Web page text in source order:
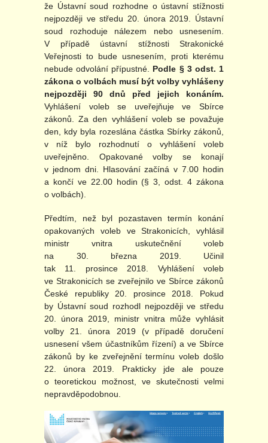
že Ústavní soud rozhodne o ústavní stížnosti
nejpozději ve středu 20. února 2019. Ústavní
soud rozhoduje nálezem nebo usnesením.
V případě ústavní stížnosti Strakonické
Veřejnosti to bude usnesením, proti kterému
nebude odvolání přípustné. Podle § 3 odst. 1
zákona o volbách musí být volby vyhlášeny
nejpozději 90 dnů před jejich konáním.
Vyhlášení voleb se uveřejňuje ve Sbírce
zákonů. Za den vyhlášení voleb se považuje
den, kdy byla rozeslána částka Sbírky zákonů,
v níž bylo rozhodnutí o vyhlášení voleb
uveřejněno. Opakované volby se konají
v jednom dni. Hlasování začíná v 7.00 hodin
a končí ve 22.00 hodin (§ 3, odst. 4 zákona
o volbách).
Předtím, než byl pozastaven termín konání
opakovaných voleb ve Strakonicích, vyhlásil
ministr vnitra uskutečnění voleb
na 30. března 2019. Učinil
tak 11. prosince 2018. Vyhlášení voleb
ve Strakonicích se zveřejnilo ve Sbírce zákonů
České republiky 20. prosince 2018. Pokud
by Ústavní soud rozhodl nejpozději ve středu
20. února 2019, ministr vnitra může vyhlásit
volby 21. února 2019 (v případě doručení
usnesení všem účastníkům řízení) a ve Sbírce
zákonů by ke zveřejnění termínu voleb došlo
22. února 2019. Prakticky jde ale pouze
o teoretickou možnost, ve skutečnosti velmi
nepravděpodobnou.